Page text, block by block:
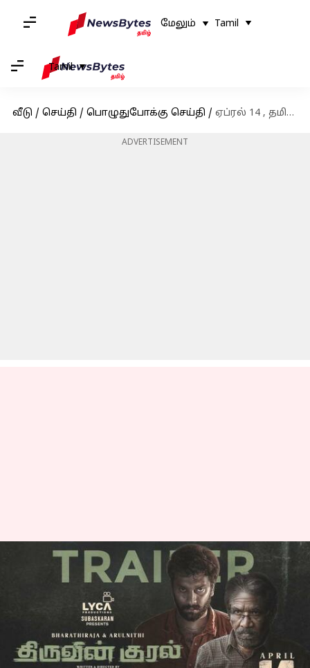
மேலும் Tamil
Tamil
வீடு / செய்தி / பொழுதுபோக்கு செய்தி / ஏப்ரல் 14 , தமிழ் புத்தாண்டுக்கு வெளியாகவிருக்கும் தமிழ் படங்கள் பட்டியல்
ADVERTISEMENT
ஏப்ரல் 14 , தமிழ்
புத்தாண்டுக்கு
வெளியாகவிருக்கும் தமிழ்
படங்கள் பட்டியல்
எழுதியவர் Venkatalakshmi V Apr 04, 2023 03:54 pm